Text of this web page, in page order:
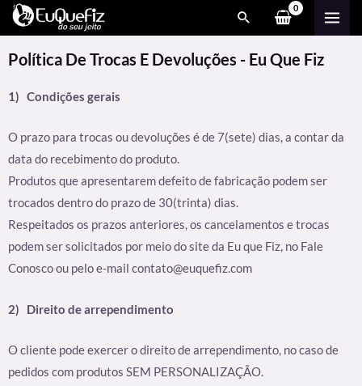
Política De Trocas E Devoluções - Eu Que Fiz
1) Condições gerais
O prazo para trocas ou devoluções é de 7(sete) dias, a contar da
data do recebimento do produto.
Produtos que apresentarem defeito de fabricação podem ser
trocados dentro do prazo de 30(trinta) dias.
Respeitados os prazos anteriores, os cancelamentos e trocas
podem ser solicitados por meio do site da Eu que Fiz, no Fale
Conosco ou pelo e-mail contato@euquefiz.com
2) Direito de arrependimento
O cliente pode exercer o direito de arrependimento, no caso de
pedidos com produtos SEM PERSONALIZAÇÃO.